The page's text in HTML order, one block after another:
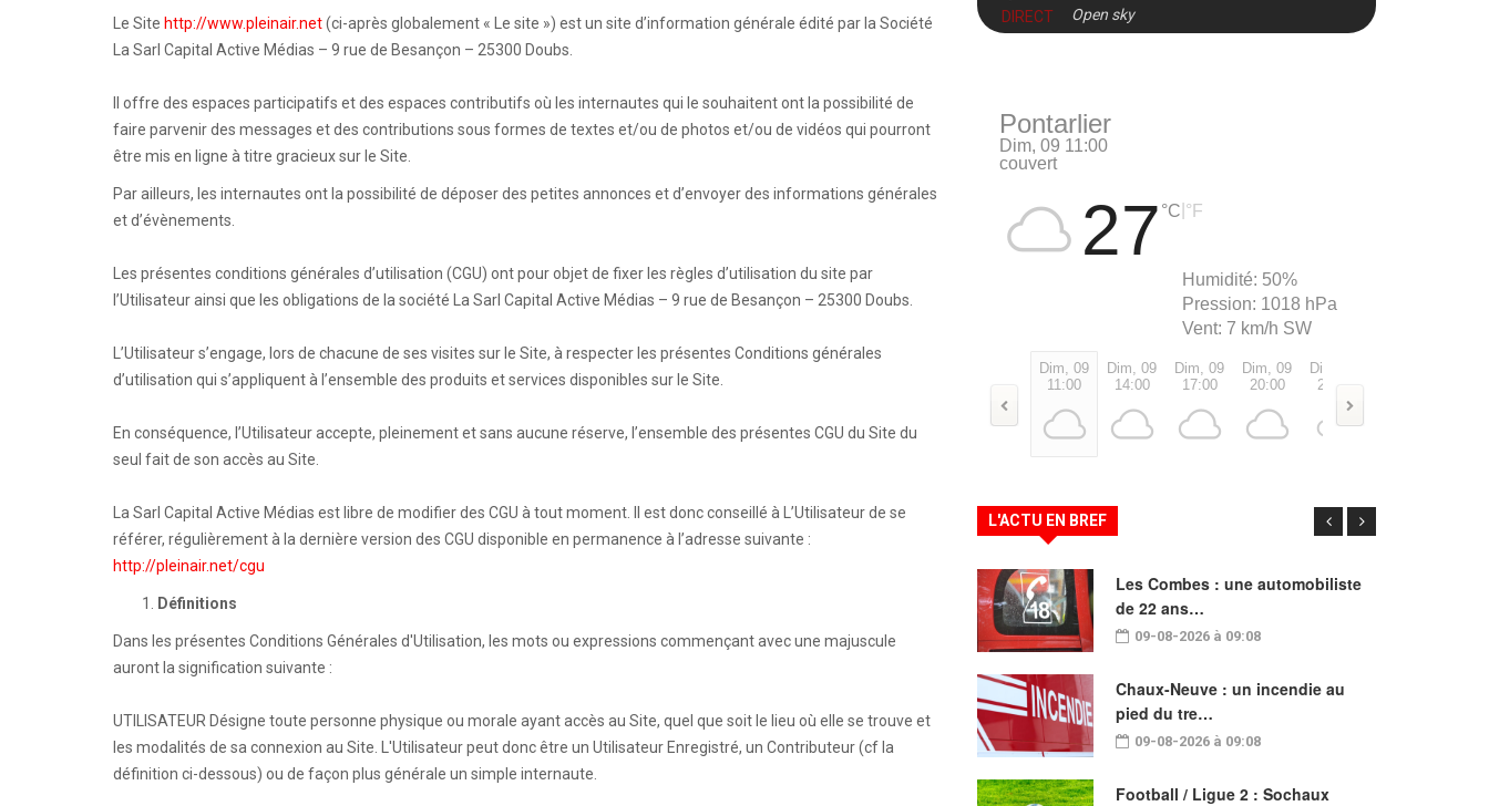
Le Site http://www.pleinair.net(ci-après globalement « Le site ») est un site d’information générale édité par la Société
La Sarl Capital Active Médias – 9 rue de Besançon – 25300 Doubs.
Il offre des espaces participatifs et des espaces contributifs où les internautes qui le souhaitent ont la possibilité de
faire parvenir des messages et des contributions sous formes de textes et/ou de photos et/ou de vidéos qui pourront
être mis en ligne à titre gracieux sur le Site.
Par ailleurs, les internautes ont la possibilité de déposer des petites annonces et d’envoyer des informations générales
et d’évènements.
Les présentes conditions générales d’utilisation (CGU) ont pour objet de fixer les règles d’utilisation du site par
l’Utilisateur ainsi que les obligations de la société La Sarl Capital Active Médias – 9 rue de Besançon – 25300 Doubs.
L’Utilisateur s’engage, lors de chacune de ses visites sur le Site, à respecter les présentes Conditions générales
d’utilisation qui s’appliquent à l’ensemble des produits et services disponibles sur le Site.
En conséquence, l’Utilisateur accepte, pleinement et sans aucune réserve, l’ensemble des présentes CGU du Site du
seul fait de son accès au Site.
La Sarl Capital Active Médias est libre de modifier des CGU à tout moment. Il est donc conseillé à L’Utilisateur de se
référer, régulièrement à la dernière version des CGU disponible en permanence à l’adresse suivante :
http://pleinair.net/cgu
Définitions
Dans les présentes Conditions Générales d'Utilisation, les mots ou expressions commençant avec une majuscule
auront la signification suivante :
UTILISATEUR Désigne toute personne physique ou morale ayant accès au Site, quel que soit le lieu où elle se trouve et
les modalités de sa connexion au Site. L'Utilisateur peut donc être un Utilisateur Enregistré, un Contributeur (cf la
définition ci-dessous) ou de façon plus générale un simple internaute.
DIRECT
Open sky
Pontarlier
Dim, 09 11:00
couvert
27 °C °F
Humidité: 50%
Pression: 1018 hPa
Vent: 7 km/h SW
Dim, 09
11:00
Dim, 09
14:00
Dim, 09
17:00
Dim, 09
20:00
Dim, 09
23:00
L'ACTU EN BREF
Les Combes : une automobiliste
de 22 ans…
09-08-2026 à 09:08
Chaux-Neuve : un incendie au
pied du tre…
09-08-2026 à 09:08
Football / Ligue 2 : Sochaux